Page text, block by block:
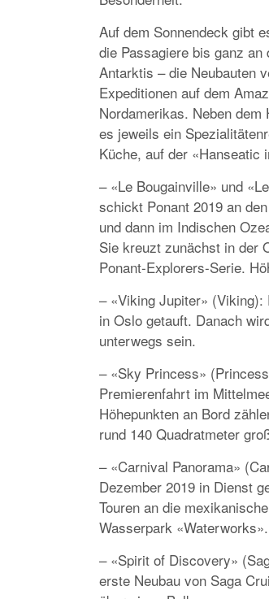
Auf dem Sonnendeck gibt
die Passagiere bis ganz
Antarktis – die Neubauten
Expeditionen auf dem
Nordamerikas. Neben
es jeweils ein
Küche, auf der «Hanseatic
– «Le Bougainville» und
schickt Ponant 2019 an
und dann im Indischen
Sie kreuzt zunächst in der
Ponant-Explorers-Serie.
– «Viking Jupiter»
in Oslo getauft. Danach
unterwegs sein.
– «Sky Princess»
Premierenfahrt im
Höhepunkten an Bord
rund 140 Quadratmeter
– «Carnival Panorama»
Dezember 2019 in Dienst
Touren an die
Wasserpark «Waterworks».
– «Spirit of Discovery»
erste Neubau von Saga